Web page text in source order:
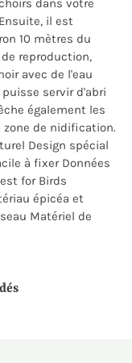
dans votre
il est
10 mètres du
reproduction,
avec de l'eau
servir d'abri
également les
de nidification.
Design spécial
à fixer Données
for Birds
épicéa et
Matériel de